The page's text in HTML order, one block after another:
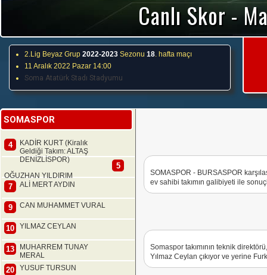
Canlı Skor -
2.Lig Beyaz Grup 2022-2023 Sezonu 18. hafta maçı
11 Aralık 2022 Pazar 14:00
Soma Atatürk Stadı Stadyumu
SOMASPOR
4
KADİR KURT (Kiralık
Geldiği Takım: ALTAŞ
DENİZLİSPOR)
5
OĞUZHAN YILDIRIM
7 ALİ MERT AYDIN
9 CAN MUHAMMET VURAL
10 YILMAZ CEYLAN
13
MUHARREM TUNAY
MERAL
20 YUSUF TURSUN
SOMASPOR - BURSASPOR
ev sahibi takımın galibiyeti ile
Somaspor takımının teknik
Yılmaz Ceylan çıkıyor ve yerine